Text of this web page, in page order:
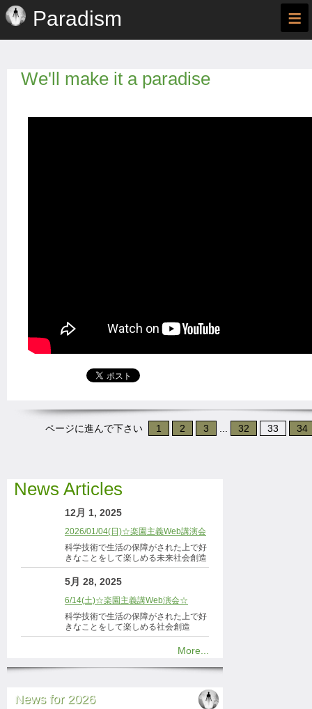
Paradism ≡
We'll make it a paradise
ページに進んで下さい 1 2 3 32 33 34
News Articles
12月 1, 2025
2026/01/04(日)☆楽園主義Web講演会
科学技術で生活の保障がされた上で好
きなことをして楽しめる未来社会創造
5月 28, 2025
6/14(土)☆楽園主義講Web演会☆
科学技術で生活の保障がされた上で好
きなことをして楽しめる社会創造
More...
News for 2026